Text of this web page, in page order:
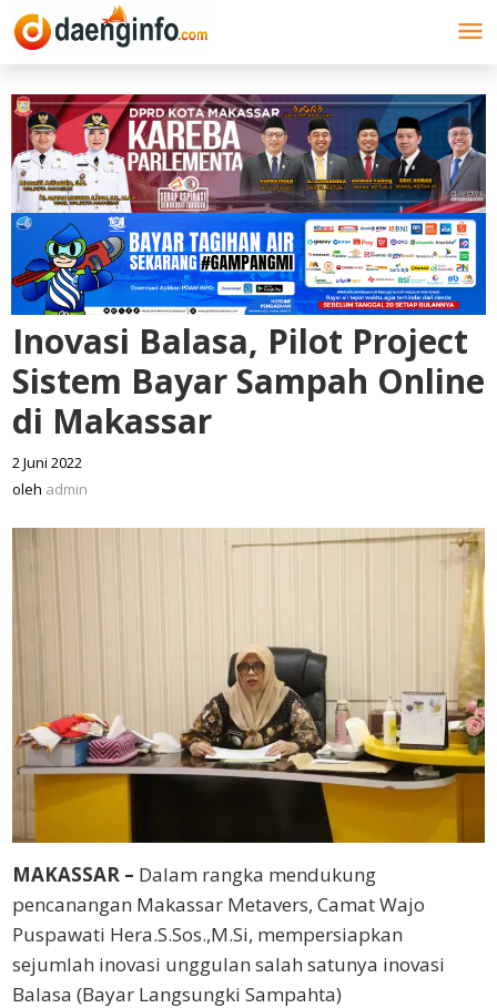
Lewati
ke
Inovasi Balasa, Pilot Project
Sistem Bayar Sampah Online
di Makassar
2 Juni 2022
oleh admin
MAKASSAR – Dalam rangka mendukung
pencanangan Makassar Metavers, Camat Wajo
Puspawati Hera.S.Sos.,M.Si, mempersiapkan
sejumlah inovasi unggulan salah satunya inovasi
Balasa (Bayar Langsungki Sampahta)